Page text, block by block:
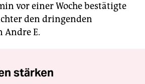
vor einer Woche bestätigte
den dringenden
Andre E.
stärken